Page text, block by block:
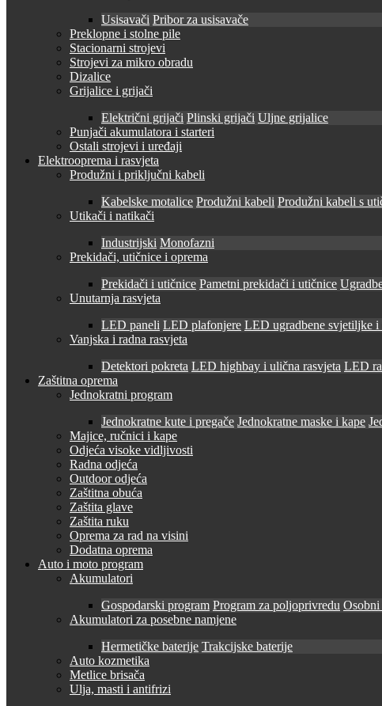
Usisavači Pribor za usisavače
Preklopne i stolne pile
Stacionarni strojevi
Strojevi za mikro obradu
Dizalice
Grijalice i grijači
Električni grijači Plinski grijači Uljne grijalice
Punjači akumulatora i starteri
Ostali strojevi i uređaji
Elektrooprema i rasvjeta
Produžni i priključni kabeli
Kabelske motalice Produžni kabeli Produžni kabeli s
Utikači i natikači
Industrijski Monofazni
Prekidači, utičnice i oprema
Prekidači i utičnice Pametni prekidači i utičnice
Unutarnja rasvjeta
LED paneli LED plafonjere LED ugradbene svjetiljke i
Vanjska i radna rasvjeta
Detektori pokreta LED highbay i ulična rasvjeta LED
Zaštitna oprema
Jednokratni program
Jednokratne kute i pregače Jednokratne maske i kape
Majice, ručnici i kape
Odjeća visoke vidljivosti
Radna odjeća
Outdoor odjeća
Zaštitna obuća
Zaštita glave
Zaštita ruku
Oprema za rad na visini
Dodatna oprema
Auto i moto program
Akumulatori
Gospodarski program Program za poljoprivredu
Akumulatori za posebne namjene
Hermetičke baterije Trakcijske baterije
Auto kozmetika
Metlice brisača
Ulja, masti i antifrizi